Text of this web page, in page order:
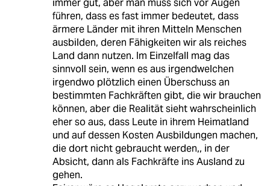
immer gut, aber man muss sich vor Augen
führen, dass es fast immer bedeutet, dass
ärmere Länder mit ihren Mitteln Menschen
ausbilden, deren Fähigkeiten wir als reiches
Land dann nutzen. Im Einzelfall mag das
sinnvoll sein, wenn es aus irgendwelchen
irgendwo plötzlich einen Überschuss an
bestimmten Fachkräften gibt, die wir brauchen
können, aber die Realität sieht wahrscheinlich
eher so aus, dass Leute in ihrem Heimatland
und auf dessen Kosten Ausbildungen machen,
die dort nicht gebraucht werden,, in der
Absicht, dann als Fachkräfte ins Ausland zu
gehen.